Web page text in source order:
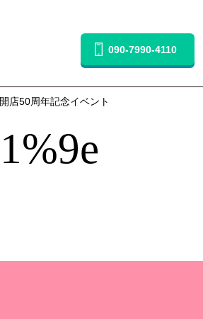
090-7990-4110
店50周年記念イベント